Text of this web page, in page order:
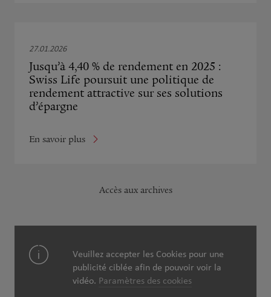
27.01.2026
Jusqu’à 4,40 % de rendement en 2025 :
Swiss Life poursuit une politique de
rendement attractive sur ses solutions
d’épargne
En savoir plus
Accès aux archives
Veuillez accepter les Cookies pour une
publicité ciblée afin de pouvoir voir la
vidéo. Paramètres des cookies